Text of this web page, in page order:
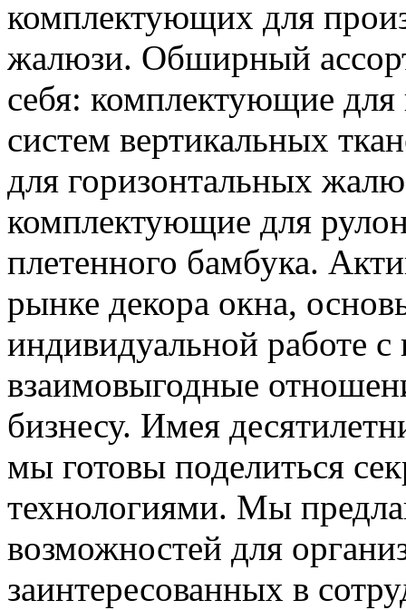
комплектующих для
жалюзи. Обширный
себя: комплектующие
систем вертикальных
для горизонтальных
комплектующие для
плетенного бамбука.
рынке декора окна,
индивидуальной работе
взаимовыгодные
бизнесу. Имея
мы готовы поделиться
технологиями. Мы
возможностей для
заинтересованных в